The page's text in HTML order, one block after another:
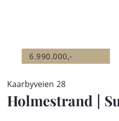
6.990.000,-
Kaarbyveien 28
Holmestrand |